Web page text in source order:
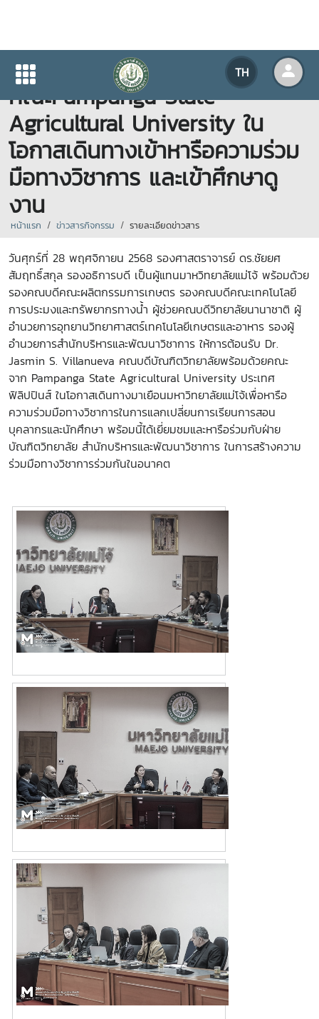
TH
มหาวิทยาลัยแม่โจ้ต้อนรับ
คณะPampanga State
Agricultural University ใน
โอกาสเดินทางเข้าหารือความร่วม
มือทางวิชาการ และเข้าศึกษาดู
งาน
หน้าแรก ข่าวสารกิจกรรม รายละเอียดข่าวสาร
วันศุกร์ที่ 28 พฤศจิกายน 2568 รองศาสตราจารย์ ดร.ชัยยศ
สัมฤทธิ์สกุล รองอธิการบดี เป็นผู้แทนมาหวิทยาลัยแม่โจ้ พร้อมด้วย
รองคณบดีคณะผลิตกรรมการเกษตร รองคณบดีคณะเทคโนโลยี
การประมงและทรัพยากรทางน้ำ ผู้ช่วยคณบดีวิทยาลัยนานาชาติ ผู้
อำนวยการอุทยานวิทยาศาสตร์เทคโนโลยีเกษตรและอาหาร รองผู้
อำนวยการสำนักบริหารและพัฒนาวิชาการ ให้การต้อนรับ Dr.
Jasmin S. Villanueva คณบดีบัณฑิตวิทยาลัยพร้อมด้วยคณะ
จาก Pampanga State Agricultural University ประเทศ
ฟิลิปปินส์ ในโอกาสเดินทางมาเยือนมหาวิทยาลัยแม่โจ้เพื่อหารือ
ความร่วมมือทางวิชาการในการแลกเปลี่ยนการเรียนการสอน
บุคลากรและนักศึกษา พร้อมนี้ได้เยี่ยมชมและหารือร่วมกับฝ่าย
บัณฑิตวิทยาลัย สำนักบริหารและพัฒนาวิชาการ ในการสร้างความ
ร่วมมือทางวิชาการร่วมกันในอนาคต